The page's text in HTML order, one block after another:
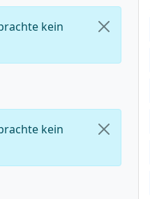
kein
kein